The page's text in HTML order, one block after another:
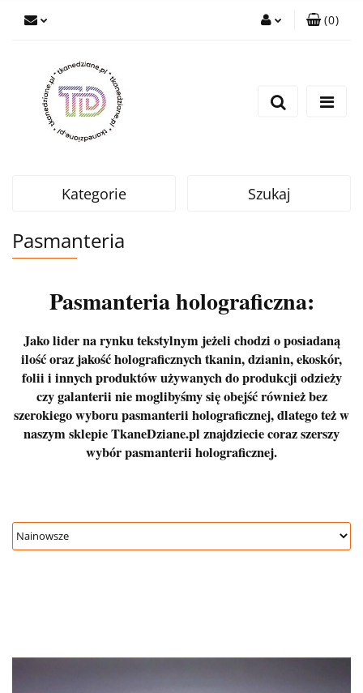
Wyślij e-mail
(0)
Kategorie Szukaj
Pasmanteria
Pasmanteria holograficzna:
Jako lider na rynku tekstylnym jeżeli chodzi o posiadaną
ilość oraz jakość holograficznych tkanin, dzianin, ekoskór,
folii i innych produktów używanych do produkcji odzieży
czy galanterii nie moglibyśmy się obejść również bez
szerokiego wyboru pasmanterii holograficznej, dlatego też w
naszym sklepie TkaneDziane.pl znajdziecie coraz szerszy
wybór pasmanterii holograficznej.